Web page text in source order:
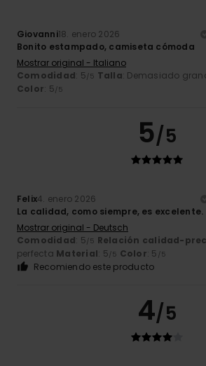
Giovanni18. enero 2026
Bonito estampado, camiseta cómoda
Mostrar original - Italiano
Comodidad: 5/5 Talla: Demasiado
Color: 5/5
5/5
Felix4. enero 2026
La calidad, como siempre, es excelente.
Mostrar original - Deutsch
Comodidad: 5/5 Relación calidad-
perfecta Material: 5/5 Color: 5 /5
Recomiendo este producto
4/5